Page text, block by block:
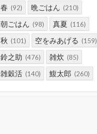
春 (92) 晩ごはん (210)
朝ごはん (98) 真夏 (116)
秋 (101) 空をみあげる (159)
鈴之助 (476) 雑炊 (85)
雑穀活 (140) 鰒太郎 (260)